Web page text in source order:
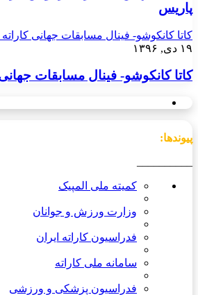
پاریس
کاتا کانکوشو- فینال مسابقات جهانی کاراته ۲۰۱۶
۱۹ دی, ۱۳۹۶
کاتا کانکوشو- فینال مسابقات جهانی
پیوندها:
کمیته ملی المپیک
وزارت ورزش و جوانان
فدراسیون کاراته ایران
سامانه ملی کاراته
فدراسیون پزشکی و ورزشی